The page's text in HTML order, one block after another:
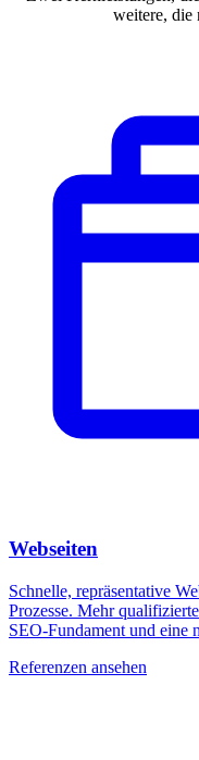
weitere, die
Webseiten
Schnelle, repräsentative
Prozesse. Mehr
SEO-Fundament und eine
Referenzen ansehen